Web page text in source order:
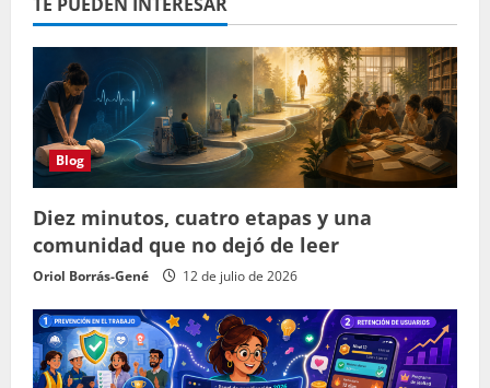
Blog
Diez minutos, cuatro etapas y una
comunidad que no dejó de leer
Oriol Borrás-Gené 12 de julio de 2026